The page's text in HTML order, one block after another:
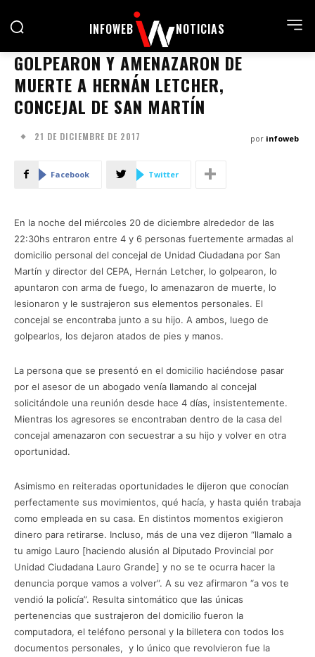
INFOWEB NOTICIAS
GOLPEARON Y AMENAZARON DE
MUERTE A HERNÁN LETCHER,
CONCEJAL DE SAN MARTÍN
21 DE DICIEMBRE DE 2017 por infoweb
Facebook Twitter
En la noche del miércoles 20 de diciembre alrededor de las
22:30hs entraron entre 4 y 6 personas fuertemente armadas al
domicilio personal del concejal de Unidad Ciudadana por San
Martín y director del CEPA, Hernán Letcher, lo golpearon, lo
apuntaron con arma de fuego, lo amenazaron de muerte, lo
lesionaron y le sustrajeron sus elementos personales. El
concejal se encontraba junto a su hijo. A ambos, luego de
golpearlos, los dejaron atados de pies y manos.
La persona que se presentó en el domicilio haciéndose pasar
por el asesor de un abogado venía llamando al concejal
solicitándole una reunión desde hace 4 días, insistentemente.
Mientras los agresores se encontraban dentro de la casa del
concejal amenazaron con secuestrar a su hijo y volver en otra
oportunidad.
Asimismo en reiteradas oportunidades le dijeron que conocían
perfectamente sus movimientos, qué hacía, y hasta quién trabaja
como empleada en su casa. En distintos momentos exigieron
dinero para retirarse. Incluso, más de una vez dijeron “llamalo a
tu amigo Lauro [haciendo alusión al Diputado Provincial por
Unidad Ciudadana Lauro Grande] y no se te ocurra hacer la
denuncia porque vamos a volver”. A su vez afirmaron “a vos te
vendió la policía”. Resulta sintomático que las únicas
pertenencias que sustrajeron del domicilio fueron la
computadora, el teléfono personal y la billetera con todos los
documentos personales, y lo único que revolvieron fue la